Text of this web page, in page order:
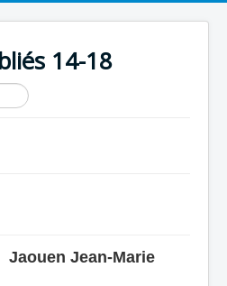
14-18
Jaouen Jean-Marie